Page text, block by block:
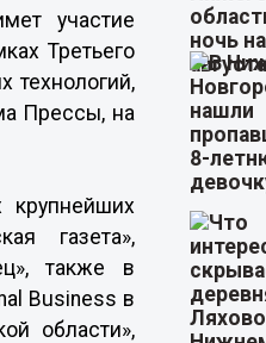
участие
Третьего
технологий,
Прессы, на
газета»,
также в
Business в
области»,